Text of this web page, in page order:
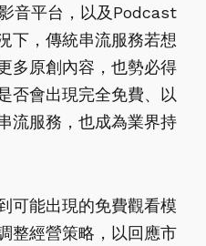
音平台，以及Podcast
下，傳統串流服務若想
多原創內容，也勢必得
否會出現完全免費、以
流服務，也成為業界持
可能出現的免費觀看模
整經營策略，以回應市